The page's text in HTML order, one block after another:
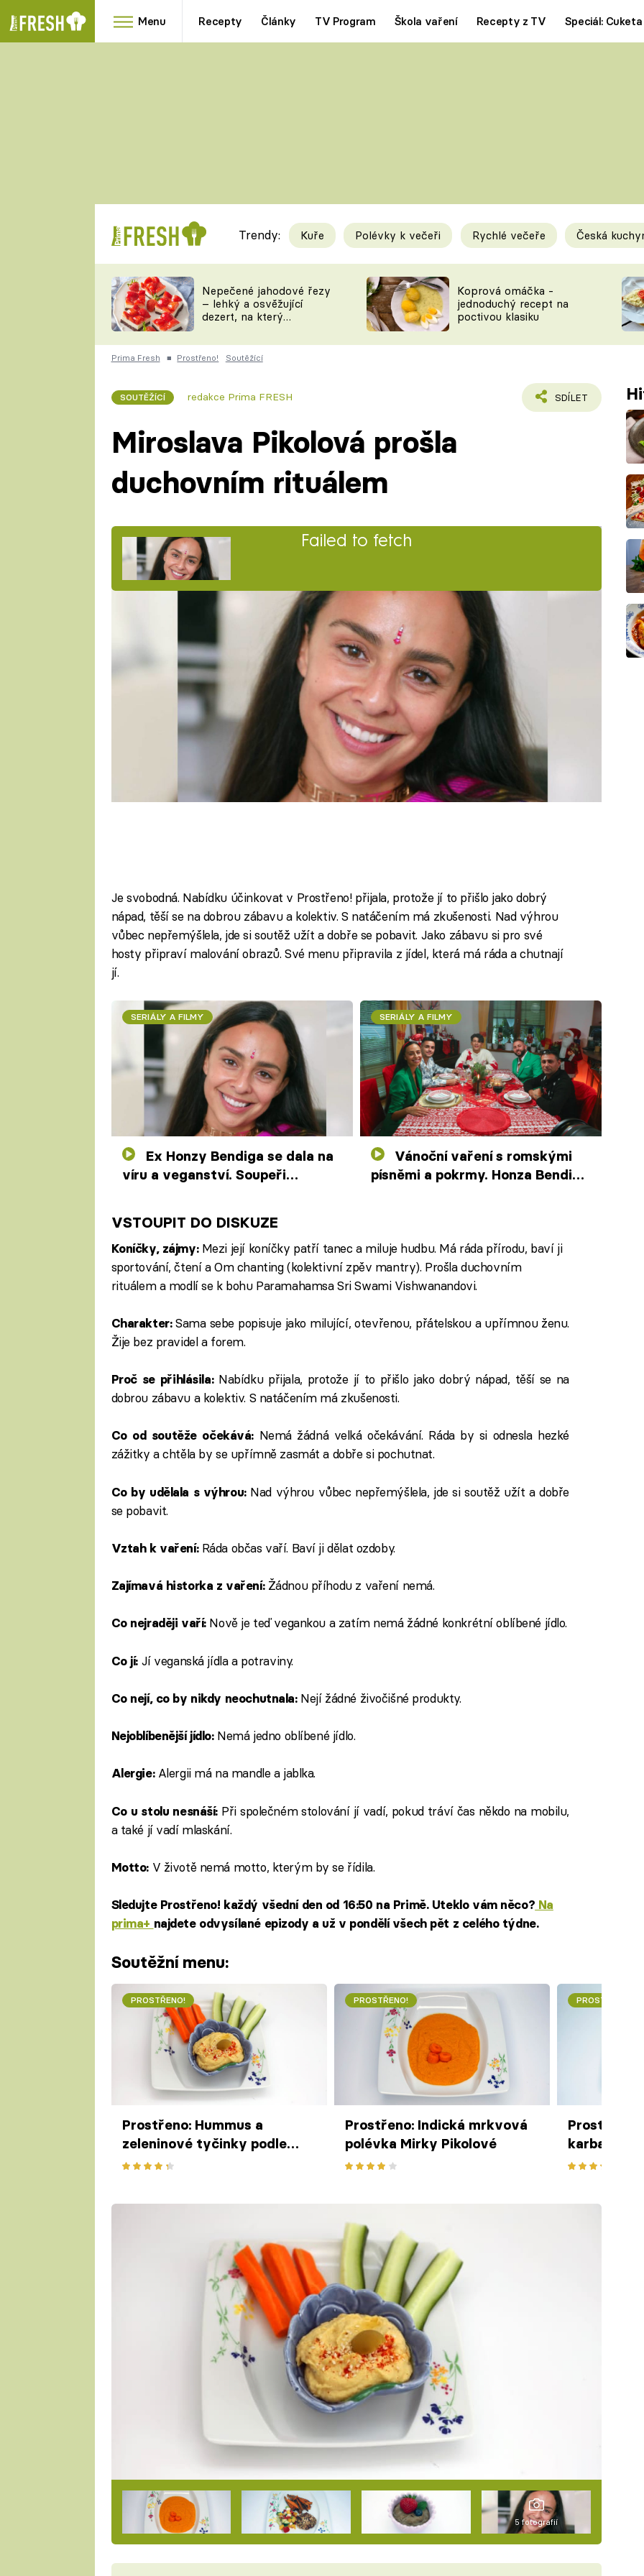
Menu Recepty Články TV Program Škola vaření Recepty z TV Speciál: Cuketa
RYCHLOVKY
Videorecepty
TEĎ VAŘÍ ŠÉF!
ČESKO NA TALÍŘI
KUCHAŘKA
Tipy a triky
KAM ZA JÍDLEM
VYCHYTÁVKY
ČASOPIS
Trendy: Kuře Polévky k večeři Rychlé večeře Česká
Nepečené jahodové řezy
– lehký a osvěžující
dezert, na který
Koprová omáčka -
jednoduchý recept na
poctivou klasiku
Prima Fresh ■ Prostřeno! Soutěžící
SOUTĚŽÍCÍ redakce Prima FRESH SDÍLET
Miroslava Pikolová prošla
duchovním rituálem
Failed to fetch
Miroslava (31) studovala na konzervatoři muzikál. Jejím povoláním
jsou influencerka, tanečnice, herečka a modelka.
Je svobodná. Nabídku účinkovat v Prostřeno! přijala, protože jí to přišlo jako dobrý
nápad, těší se na dobrou zábavu a kolektiv. S natáčením má zkušenosti. Nad výhrou
vůbec nepřemýšlela, jde si soutěž užít a dobře se pobavit. Jako zábavu si pro své
hosty připraví malování obrazů. Své menu připravila z jídel, která má ráda a chutnají
jí.
SERIÁLY A FILMY
víru a veganství. Soupeři
SERIÁLY A FILMY
písněmi a pokrmy. Honza Bendig
VSTOUPIT DO DISKUZE
Koníčky, zájmy: Mezi její koníčky patří tanec a miluje hudbu. Má ráda přírodu, baví ji
sportování, čtení a Om chanting (kolektivní zpěv mantry). Prošla duchovním
rituálem a modlí se k bohu Paramahamsa Sri Swami Vishwanandovi.
Charakter:Sama sebe popisuje jako milující, otevřenou, přátelskou a upřímnou ženu.
Žije bez pravidel a forem.
Proč se přihlásila: Nabídku přijala, protože jí to přišlo jako dobrý nápad, těší se na
dobrou zábavu a kolektiv. S natáčením má zkušenosti.
Co od soutěže očekává: Nemá žádná velká očekávání. Ráda by si odnesla hezké
zážitky a chtěla by se upřímně zasmát a dobře si pochutnat.
Co by udělala s výhrou: Nad výhrou vůbec nepřemýšlela, jde si soutěž užít a dobře
se pobavit.
Vztah k vaření: Ráda občas vaří. Baví ji dělat ozdoby.
Zajímavá historka z vaření: Žádnou příhodu z vaření nemá.
Co nejraději vaří: Nově je teď vegankou a zatím nemá žádné konkrétní oblíbené jídlo.
Co jí:Jí veganská jídla a potraviny.
Co nejí, co by nikdy neochutnala: Nejí žádné živočišné produkty.
Nejoblíbenější jídlo: Nemá jedno oblíbené jídlo.
Alergie: Alergii má na mandle a jablka.
Co u stolu nesnáší: Při společném stolování jí vadí, pokud tráví čas někdo na mobilu,
a také jí vadí mlaskání.
Motto: V životě nemá motto, kterým by se řídila.
Sledujte Prostřeno! každý všední den od 16:50 na Primě. Uteklo vám něco? Na
prima+ najdete odvysílané epizody a už v pondělí všech pět z celého týdne.
Soutěžní menu:
PROSTŘENO!
Prostřeno: Hummus a
zeleninové tyčinky podle
Mirky Pikolové
PROSTŘENO!
Prostřeno: Indická mrkvová
polévka Mirky Pikolové
PROSTŘENO!
Prostřeno:
karbanátky
červené
5 fotografií